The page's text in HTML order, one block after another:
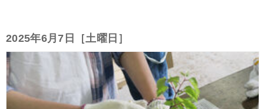
2025年6月7日［土曜日］